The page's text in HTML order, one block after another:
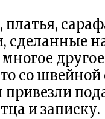
сделанные
со
и записку.